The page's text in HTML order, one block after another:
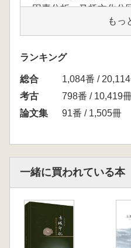
因素分析、马桥文化分
研究、陶器考古研究等
有关发掘报告、研究论
者检索。
もっ
ランキング
総合
1,084番 /
考古
798番 / 10,419
論文集
91番 / 1,505冊
一緒に買われている本